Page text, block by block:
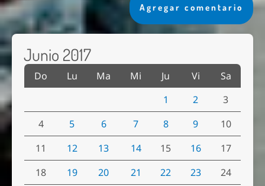
Agregar comentario
Junio 2017
Do Lu Ma Mi Ju Vi
Sa
1
2
3
4
5 6 7 8 9
10
11
12 13 14 15 16
17
18
19 20 21 22 23
24